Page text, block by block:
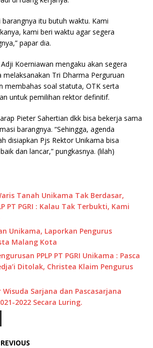
barangnya itu butuh waktu. Kami
kami beri waktu agar segera
papar dia.
Koerniawan mengaku akan segera
melaksanakan Tri Dharma Perguruan
membahas soal statuta, OTK serta
untuk pemilihan rektor definitif.
Pieter Sahertian dkk bisa bekerja sama
barangnya. “Sehingga, agenda
disiapkan Pjs Rektor Unikama bisa
dan lancar,” pungkasnya. (lilah)
Tanah Unikama Tak Berdasar,
PT PGRI : Kalau Tak Terbukti, Kami
Unikama, Laporkan Pengurus
Malang Kota
PPLP PT PGRI Unikama : Pasca
Ditolak, Christea Klaim Pengurus
Wisuda Sarjana dan Pascasarjana
2022 Secara Luring.